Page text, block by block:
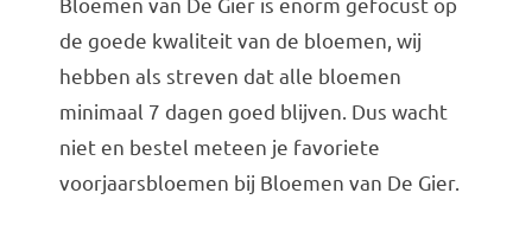
de goede kwaliteit van de bloemen, wij
hebben als streven dat alle bloemen
minimaal 7 dagen goed blijven. Dus wacht
niet en bestel meteen je favoriete
voorjaarsbloemen bij Bloemen van De Gier.